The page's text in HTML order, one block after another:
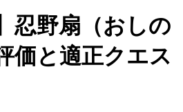
忍野扇（おしの
価と適正クエス